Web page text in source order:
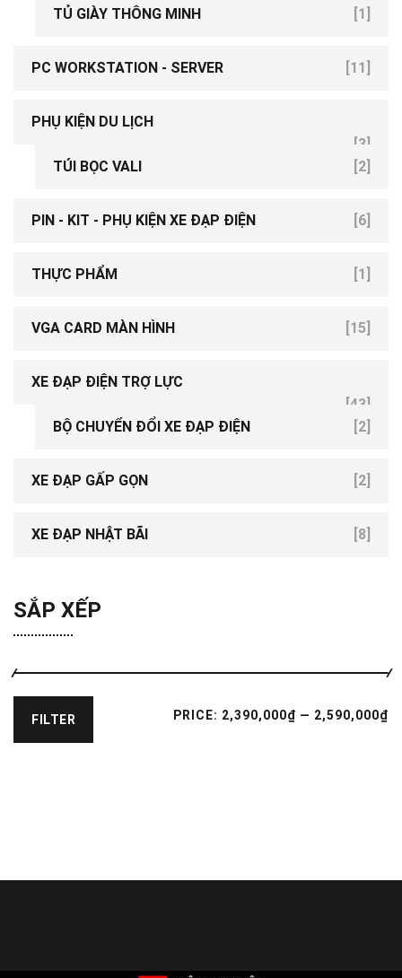
TỦ GIÀY THÔNG MINH [1]
PC WORKSTATION - SERVER [11]
PHỤ KIỆN DU LỊCH
[3]
TÚI BỌC VALI
[2]
PIN - KIT - PHỤ KIỆN XE ĐẠP ĐIỆN [6]
THỰC PHẨM [1]
VGA CARD MÀN HÌNH [15]
XE ĐẠP ĐIỆN TRỢ LỰC
[43]
BỘ CHUYỂN ĐỔI XE ĐẠP ĐIỆN
[2]
XE ĐẠP GẤP GỌN [2]
XE ĐẠP NHẬT BÃI [8]
SẮP XẾP
FILTER PRICE: 2,390,000₫ — 2,590,000₫